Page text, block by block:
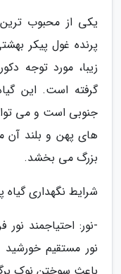
یکی از محبوب ترین
پرنده غول پیکر
زیبا، مورد توجه
گرفته است. این
های پهن و بلند
بزرگ می بخشد.
شرایط نگهداری گیاه
-نور: احتیاجمند
نور مستقیم